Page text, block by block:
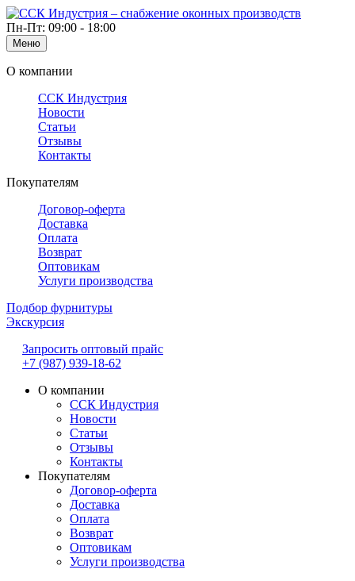
Пн-Пт: 09:00 - 18:00
Меню
О компании
ССК Индустрия
Новости
Статьи
Отзывы
Контакты
Покупателям
Договор-оферта
Доставка
Оплата
Возврат
Оптовикам
Услуги производства
Подбор фурнитуры
Экскурсия
Запросить оптовый прайс
+7 (987) 939-18-62
О компании
ССК Индустрия
Новости
Статьи
Отзывы
Контакты
Покупателям
Договор-оферта
Доставка
Оплата
Возврат
Оптовикам
Услуги производства